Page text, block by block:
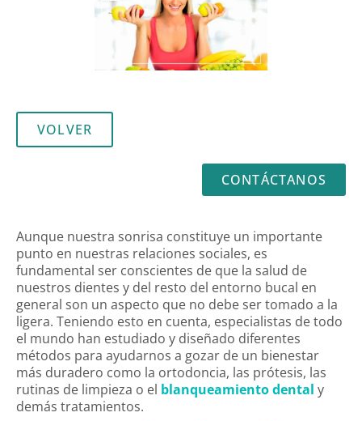
VOLVER
CONTÁCTANOS
Aunque nuestra sonrisa constituye un importante
punto en nuestras relaciones sociales, es
fundamental ser conscientes de que la salud de
nuestros dientes y del resto del entorno bucal en
general son un aspecto que no debe ser tomado a la
ligera. Teniendo esto en cuenta, especialistas de todo
el mundo han estudiado y diseñado diferentes
métodos para ayudarnos a gozar de un bienestar
más duradero como la ortodoncia, las prótesis, las
rutinas de limpieza o el blanqueamiento dental y
demás tratamientos.